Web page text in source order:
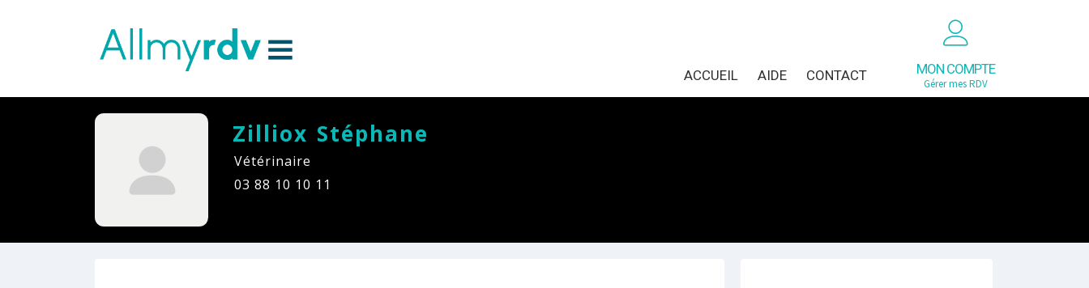
MON COMPTE
Gérer mes RDV
ACCUEIL AIDE CONTACT
Zilliox Stéphane
Vétérinaire
03 88 10 10 11